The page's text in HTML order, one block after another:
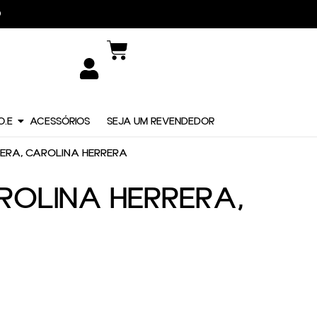
ACESSÓRIOS SEJA UM REVENDEDOR
CAROLINA HERRERA
HERRERA,